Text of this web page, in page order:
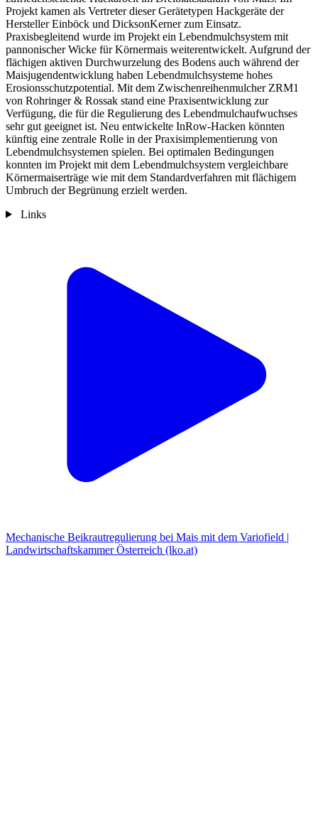
Projekt kamen als Vertreter dieser Gerätetypen Hackgeräte der
Hersteller Einböck und DicksonKerner zum Einsatz.
Praxisbegleitend wurde im Projekt ein Lebendmulchsystem mit
pannonischer Wicke für Körnermais weiterentwickelt. Aufgrund der
flächigen aktiven Durchwurzelung des Bodens auch während der
Maisjugendentwicklung haben Lebendmulchsysteme hohes
Erosionsschutzpotential. Mit dem Zwischenreihenmulcher ZRM1
von Rohringer & Rossak stand eine Praxisentwicklung zur
Verfügung, die für die Regulierung des Lebendmulchaufwuchses
sehr gut geeignet ist. Neu entwickelte InRow-Hacken könnten
künftig eine zentrale Rolle in der Praxisimplementierung von
Lebendmulchsystemen spielen. Bei optimalen Bedingungen
konnten im Projekt mit dem Lebendmulchsystem vergleichbare
Körnermaiserträge wie mit dem Standardverfahren mit flächigem
Umbruch der Begrünung erzielt werden.
Links
Mechanische Beikrautregulierung bei Mais mit dem Variofield |
Landwirtschaftskammer Österreich (lko.at)